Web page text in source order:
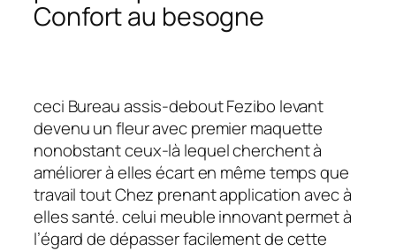
Confort au besogne
ceci Bureau assis-debout Fezibo levant
devenu un fleur avec premier maquette
nonobstant ceux-là lequel cherchent à
améliorer à elles écart en même temps que
travail tout Chez prenant application avec à
elles santé. celui meuble innovant permet à
l’égard de dépasser facilement de cette